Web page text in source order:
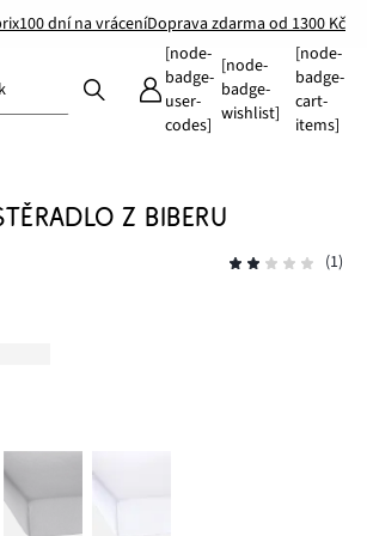
100 dní na vráceníDoprava zdarma od 1300 Kč
[node-
badge-
user-
codes]
[node-
badge-
wishlist]
[node-
badge-
cart-
items]
Z BIBERU
(1)